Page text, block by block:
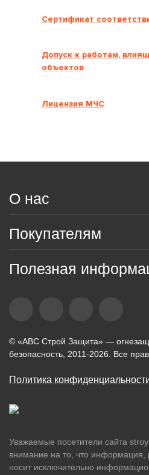
Сертификат
Допуск к работам,
объектов
Лицензия МЧС
О нас
Покупателям
Полезная
© «АВС Строй Защита» —
безопасность, 2011-2026. Все
Политика
Уважаемые посетители сайта
внимание на то, что информация,
носит исключительно